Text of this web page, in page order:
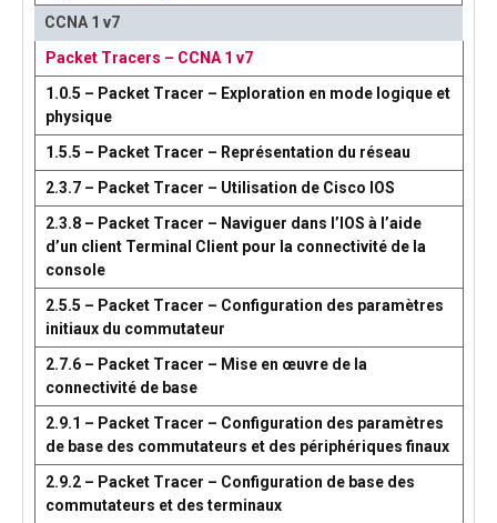
CCNA 1 v7
Packet Tracers – CCNA 1 v7
1.0.5 – Packet Tracer – Exploration en mode logique et
physique
1.5.5 – Packet Tracer – Représentation du réseau
2.3.7 – Packet Tracer – Utilisation de Cisco IOS
2.3.8 – Packet Tracer – Naviguer dans l’IOS à l’aide
d’un client Terminal Client pour la connectivité de la
console
2.5.5 – Packet Tracer – Configuration des paramètres
initiaux du commutateur
2.7.6 – Packet Tracer – Mise en œuvre de la
connectivité de base
2.9.1 – Packet Tracer – Configuration des paramètres
de base des commutateurs et des périphériques finaux
2.9.2 – Packet Tracer – Configuration de base des
commutateurs et des terminaux